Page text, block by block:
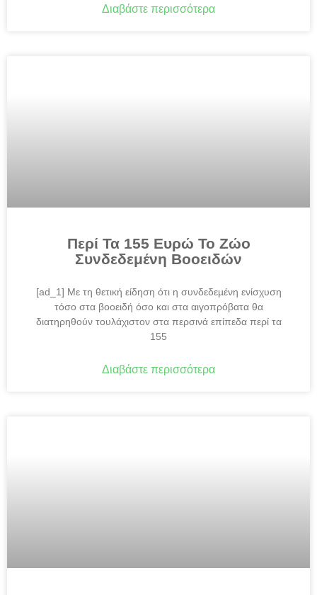
Διαβάστε περισσότερα
Περί Τα 155 Ευρώ Το Ζώο
Συνδεδεμένη Βοοειδών
[ad_1] Με τη θετική είδηση ότι η συνδεδεµένη ενίσχυση
τόσο στα βοοειδή όσο και στα αιγοπρόβατα θα
διατηρηθούν τουλάχιστον στα περσινά επίπεδα περί τα
155
Διαβάστε περισσότερα